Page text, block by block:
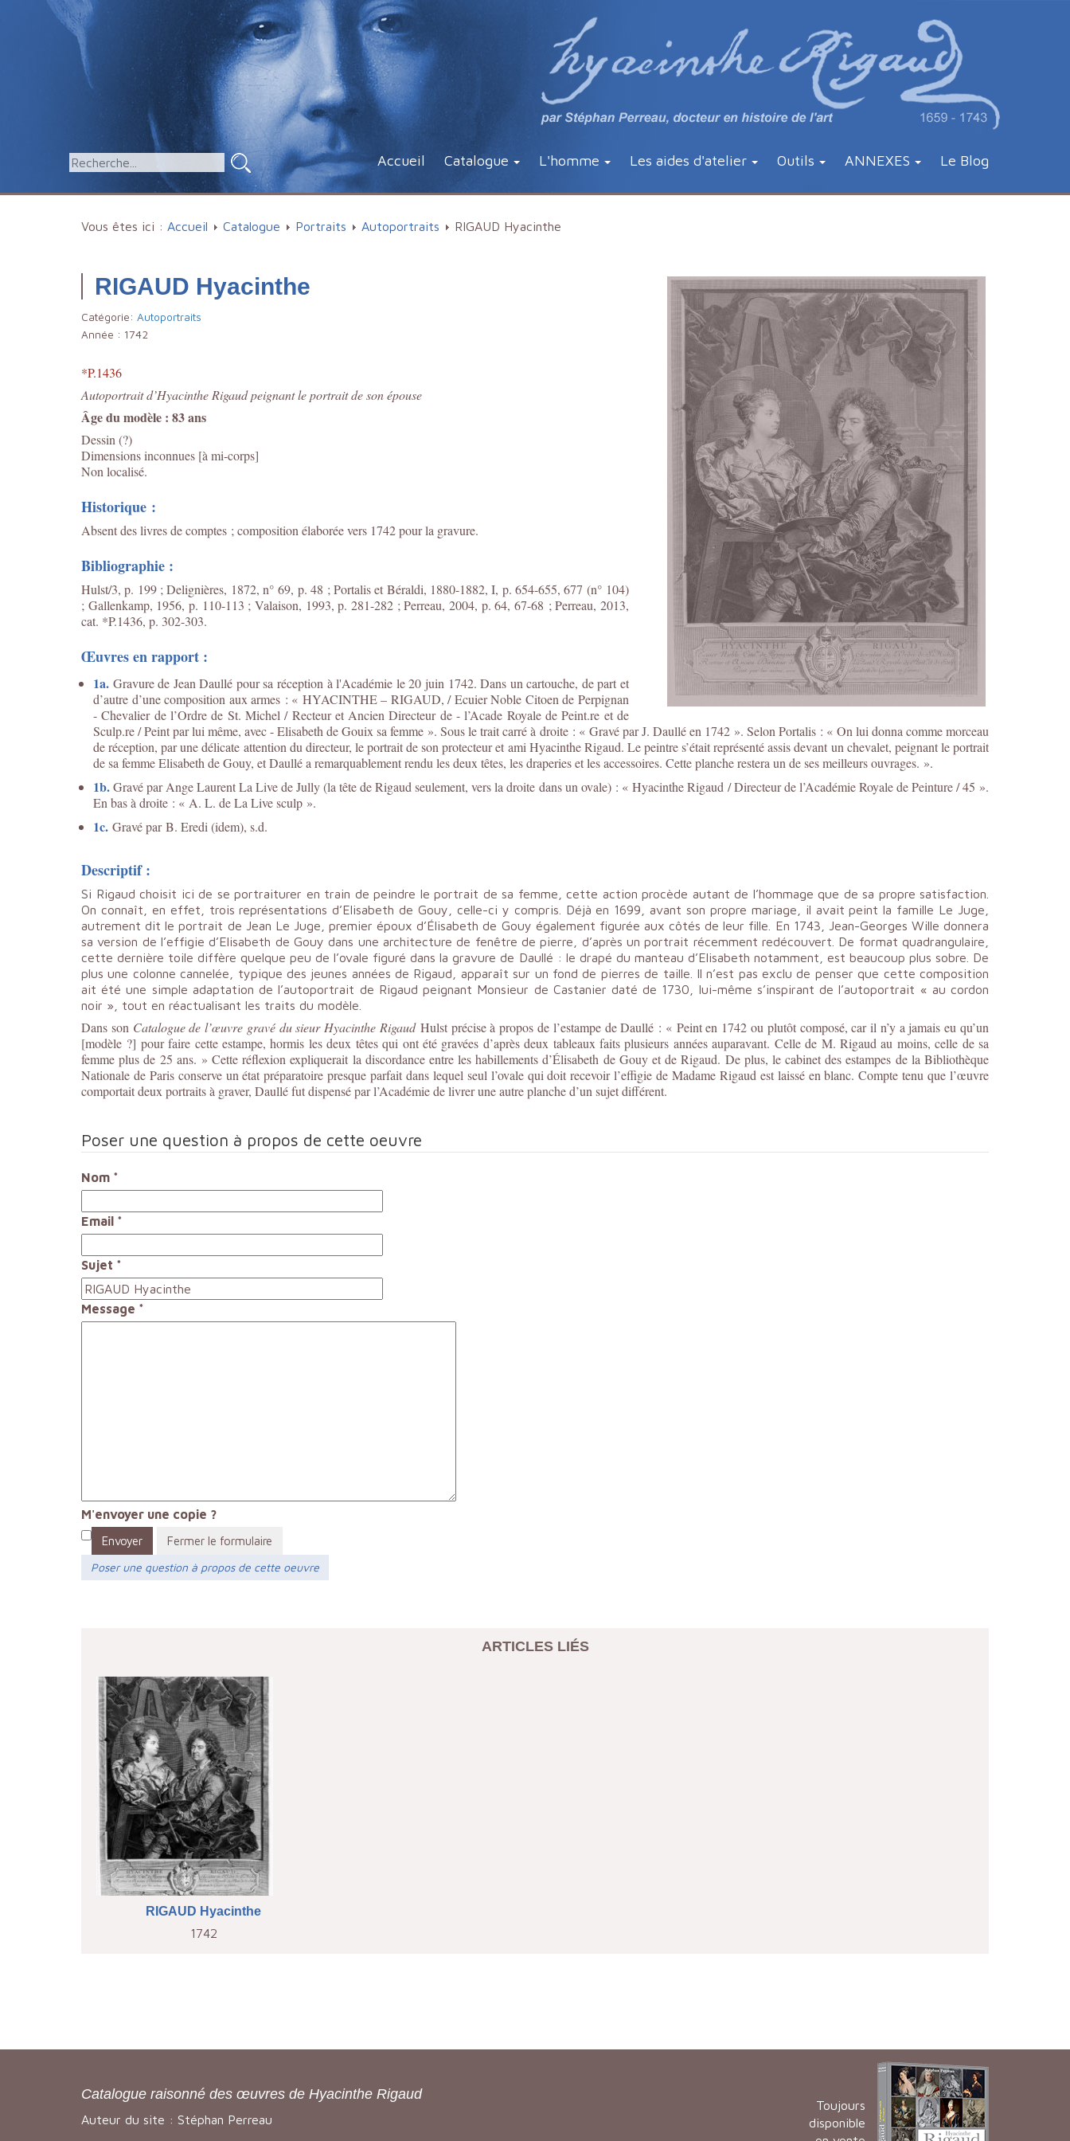
Accueil Catalogue L'homme Les aides d'atelier Outils ANNEXES Le Blog
Vous êtes ici : Accueil Catalogue Portraits Autoportraits RIGAUD Hyacinthe
RIGAUD Hyacinthe
Catégorie: Autoportraits
Année : 1742
*P.1436
Autoportrait d’Hyacinthe Rigaud peignant le portrait de son épouse
Âge du modèle : 83 ans
Dessin (?)
Dimensions inconnues [à mi-corps]
Non localisé.
Historique :
Absent des livres de comptes ; composition élaborée vers 1742 pour la gravure.
Bibliographie :
Hulst/3, p. 199 ; Delignières, 1872, n° 69, p. 48 ; Portalis et Béraldi, 1880-1882, I, p. 654-655, 677 (n° 104)
; Gallenkamp, 1956, p. 110-113 ; Valaison, 1993, p. 281-282 ; Perreau, 2004, p. 64, 67-68 ; Perreau, 2013,
cat. *P.1436, p. 302-303.
Œuvres en rapport :
1a. Gravure de Jean Daullé pour sa réception à l'Académie le 20 juin 1742. Dans un cartouche, de part et
d’autre d’une composition aux armes : « HYACINTHE – RIGAUD, / Ecuier Noble Citoen de Perpignan
- Chevalier de l’Ordre de St. Michel / Recteur et Ancien Directeur de - l’Acade Royale de Peint.re et de
Sculp.re/ Peint par lui même, avec - Elisabeth de Gouix sa femme ». Sous le trait carré à droite : « Gravé par J. Daullé en 1742 ». Selon Portalis : « On lui donna comme morceau
de réception, par une délicate attention du directeur, le portrait de son protecteur et ami Hyacinthe Rigaud. Le peintre s’était représenté assis devant un chevalet, peignant le portrait
de sa femme Elisabeth de Gouy, et Daullé a remarquablement rendu les deux têtes, les draperies et les accessoires. Cette planche restera un de ses meilleurs ouvrages. ».
1b.Gravé par Ange Laurent La Live de Jully (la tête de Rigaud seulement, vers la droite dans un ovale) : « Hyacinthe Rigaud / Directeur de l’Académie Royale de Peinture / 45 ».
En bas à droite : « A. L. de La Live sculp ».
1c. Gravé par B. Eredi (idem), s.d.
Descriptif :
Si Rigaud choisit ici de se portraiturer en train de peindre le portrait de sa femme, cette action procède autant de l’hommage que de sa propre satisfaction.
On connaît, en effet, trois représentations d’Elisabeth de Gouy, celle-ci y compris. Déjà en 1699, avant son propre mariage, il avait peint la famille Le Juge,
autrement dit le portrait de Jean Le Juge, premier époux d’Élisabeth de Gouy également figurée aux côtés de leur fille. En 1743, Jean-Georges Wille donnera
sa version de l’effigie d’Elisabeth de Gouy dans une architecture de fenêtre de pierre, d’après un portrait récemment redécouvert. De format quadrangulaire,
cette dernière toile diffère quelque peu de l’ovale figuré dans la gravure de Daullé : le drapé du manteau d’Elisabeth notamment, est beaucoup plus sobre. De
plus une colonne cannelée, typique des jeunes années de Rigaud, apparaît sur un fond de pierres de taille. Il n’est pas exclu de penser que cette composition
ait été une simple adaptation de l’autoportrait de Rigaud peignant Monsieur de Castanier daté de 1730, lui-même s’inspirant de l’autoportrait « au cordon
noir », tout en réactualisant les traits du modèle.
Dans son Catalogue de l’œuvre gravé du sieur Hyacinthe RigaudHulst précise à propos de l’estampe de Daullé : « Peint en 1742 ou plutôt composé, car il n’y a jamais eu qu’un
[modèle ?] pour faire cette estampe, hormis les deux têtes qui ont été gravées d’après deux tableaux faits plusieurs années auparavant. Celle de M. Rigaud au moins, celle de sa
femme plus de 25 ans. » Cette réflexion expliquerait la discordance entre les habillements d’Élisabeth de Gouy et de Rigaud. De plus, le cabinet des estampes de la Bibliothèque
Nationale de Paris conserve un état préparatoire presque parfait dans lequel seul l’ovale qui doit recevoir l’effigie de Madame Rigaud est laissé en blanc. Compte tenu que l’œuvre
comportait deux portraits à graver, Daullé fut dispensé par l’Académie de livrer une autre planche d’un sujet différent.
Poser une question à propos de cette oeuvre
Nom *
Email *
Sujet *
Message *
M'envoyer une copie ?
Envoyer
Fermer le formulaire
Poser une question à propos de cette oeuvre
ARTICLES LIÉS
RIGAUD Hyacinthe
1742
Catalogue raisonné des œuvres de Hyacinthe Rigaud
Auteur du site : Stéphan Perreau
Toujours
disponible